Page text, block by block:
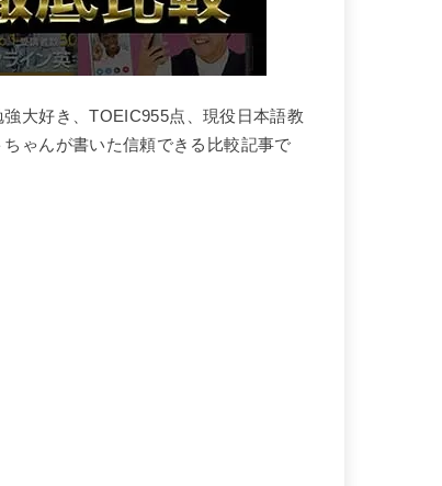
強大好き、TOEIC955点、現役日本語教
ちゃんが書いた信頼できる比較記事で